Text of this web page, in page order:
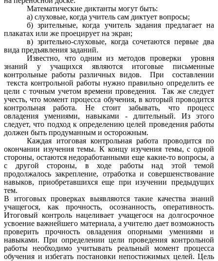
Математические диктанты могут быть:
а) слуховые, когда учитель сам диктует вопросы;
б) зрительные, когда учитель задания предлагает на
плакатах или же проецирует на экран;
в) зрительно-слуховые, когда сочетаются первые два
вида предъявления заданий.
Известно, что одним из методов проверки уровня
знаний у учащихся являются итоговые письменные
контрольные работы различных видов. При составлении
текста контрольной работы нужно правильно определить ее
цели с точным учетом времени проведения. Так же следует
учесть, что момент процесса обучения, в который проводится
контрольная работа. Не стоит забывать, что процесс
овладения умениями, навыками - длительный. Из этого
следует, что подход к определению целей проведения работы
должен быть продуманным и осторожным.
Каждая итоговая контрольная работа проводится по
окончании изучения темы. К концу изучения темы, с одной
стороны, остаются недоработанными еще какие-то вопросы, а
с другой стороны, в ходе работы над этой темой
продолжалось закрепление, отработка и совершенствование
навыков, приобретавшихся еще при изучении предыдущих
тем.
В итоговых проверках выявляются такие качества знаний
учащегося, как прочность, осознанность, оперативность.
Итоговый контроль нацеливает учащегося на долгосрочное
усвоение важнейшего материала, а учителю дает возможность
проверить прочность овладения опорными умениями и
навыками. При определении цели проведения контрольной
работы необходимо учитывать реальный момент процесса
обучения и избегать постановки непостижимых целей. Цель